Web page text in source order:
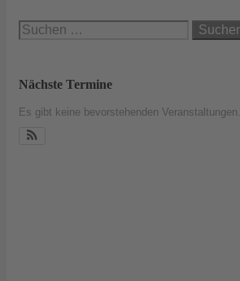
Suchen
Nächste Termine
Es gibt keine bevorstehenden Veranstaltungen.